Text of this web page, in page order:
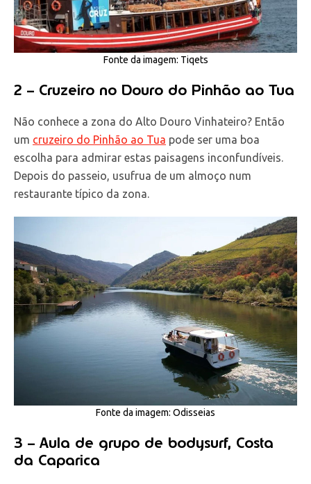
Fonte da imagem: Tiqets
2 – Cruzeiro no Douro do Pinhão ao Tua
Não conhece a zona do Alto Douro Vinhateiro? Então
um cruzeiro do Pinhão ao Tua pode ser uma boa
escolha para admirar estas paisagens inconfundíveis.
Depois do passeio, usufrua de um almoço num
restaurante típico da zona.
Fonte da imagem: Odisseias
3 – Aula de grupo de bodysurf, Costa
da Caparica